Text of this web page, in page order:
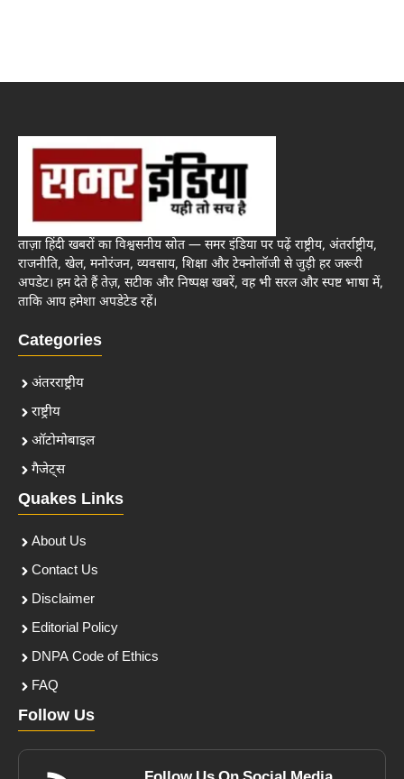
ताज़ा हिंदी खबरों का विश्वसनीय स्रोत — समर इंडिया पर पढ़ें राष्ट्रीय, अंतर्राष्ट्रीय,
राजनीति, खेल, मनोरंजन, व्यवसाय, शिक्षा और टेक्नोलॉजी से जुड़ी हर जरूरी
अपडेट। हम देते हैं तेज़, सटीक और निष्पक्ष खबरें, वह भी सरल और स्पष्ट भाषा में,
ताकि आप हमेशा अपडेटेड रहें।
Categories
अंतरराष्ट्रीय
राष्ट्रीय
ऑटोमोबाइल
गैजेट्स
Quakes Links
About Us
Contact Us
Disclaimer
Editorial Policy
DNPA Code of Ethics
FAQ
Follow Us